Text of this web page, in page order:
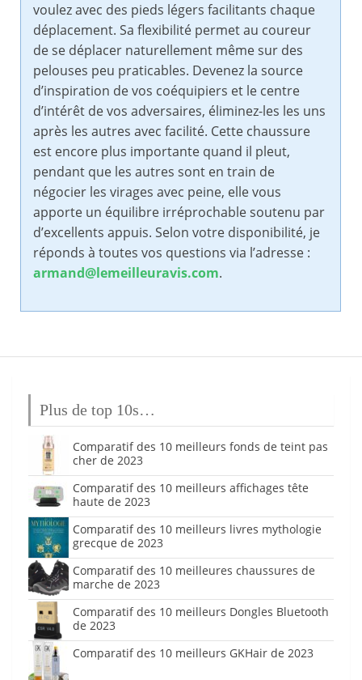
voulez avec des pieds légers facilitants chaque
déplacement. Sa flexibilité permet au coureur
de se déplacer naturellement même sur des
pelouses peu praticables. Devenez la source
d’inspiration de vos coéquipiers et le centre
d’intérêt de vos adversaires, éliminez-les les uns
après les autres avec facilité. Cette chaussure
est encore plus importante quand il pleut,
pendant que les autres sont en train de
négocier les virages avec peine, elle vous
apporte un équilibre irréprochable soutenu par
d’excellents appuis. Selon votre disponibilité, je
réponds à toutes vos questions via l’adresse :
armand@lemeilleuravis.com.
Plus de top 10s…
Comparatif des 10 meilleurs fonds de teint pas
cher de 2023
Comparatif des 10 meilleurs affichages tête
haute de 2023
Comparatif des 10 meilleurs livres mythologie
grecque de 2023
Comparatif des 10 meilleures chaussures de
marche de 2023
Comparatif des 10 meilleurs Dongles Bluetooth
de 2023
Comparatif des 10 meilleurs GKHair de 2023